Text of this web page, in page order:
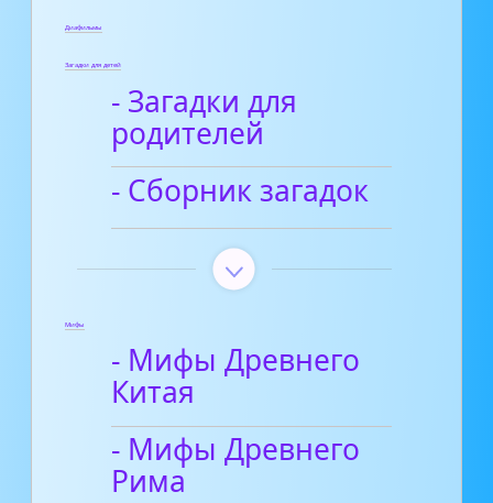
Диафильмы
Загадки для детей
- Загадки для
родителей
- Сборник загадок
Мифы
- Мифы Древнего
Китая
- Мифы Древнего
Рима